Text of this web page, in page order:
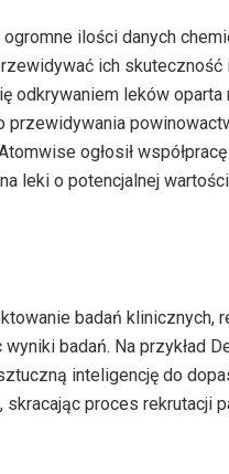
ilości danych
ich
odkrywaniem leków
ogłosił
leki o potencjalnej
badań klinicznych,
badań. Na przykład
inteligencję do
proces rekrutacji